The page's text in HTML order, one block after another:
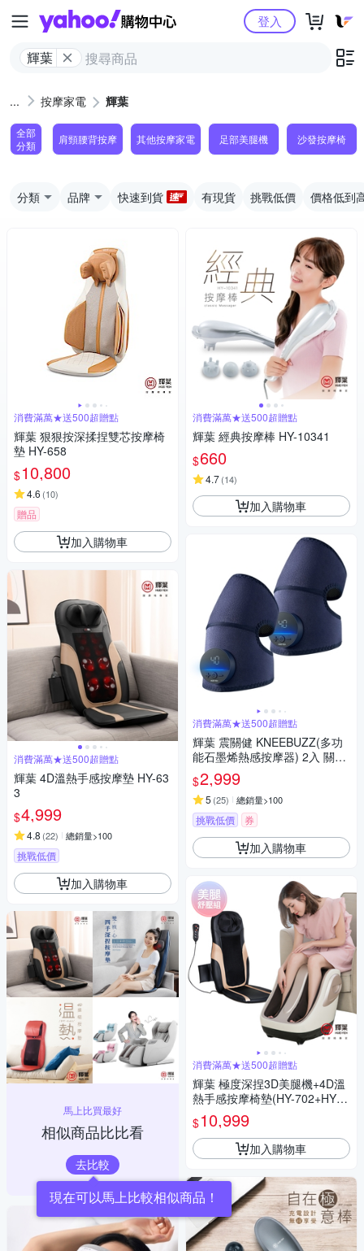
Yahoo購物中心
輝葉
登入
按摩家電 輝葉
全部
分類
肩頸腰背按摩 其他按摩家電 足部美腿機 沙發按摩椅
分類 品牌 快速到貨 有現貨 挑戰低價 價格低到
消費滿萬★送500超贈點
輝葉 狠狠按深揉捏雙芯按摩椅
墊 HY-658
$10,800
4.6 (10)
贈品
加入購物車
消費滿萬★送500超贈點
輝葉 4D溫熱手感按摩墊 HY-63
3
$4,999
4.8 (22) 總銷量>100
挑戰低價
加入購物車
馬上比買最好
相似商品比比看
去比較
現在可以馬上比較相似商品！
消費滿萬★送500超贈點
輝葉 經典按摩棒 HY-10341
$660
4.7(14)
加入購物車
消費滿萬★送500超贈點
輝葉 震關健 KNEEBUZZ(多功
能石墨烯熱感按摩器) 2入 關節
按摩 膝蓋按摩 HY-762
$2,999
5 (25) 總銷量>100
挑戰低價 券
加入購物車
消費滿萬★送500超贈點
輝葉 極度深捏3D美腿機+4D溫
熱手感按摩椅墊(HY-702+HY-6
33)
$10,999
加入購物車